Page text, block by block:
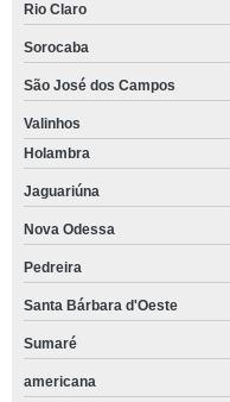
Rio Claro
Sorocaba
São José dos Campos
Valinhos
Holambra
Jaguariúna
Nova Odessa
Pedreira
Santa Bárbara d'Oeste
Sumaré
americana